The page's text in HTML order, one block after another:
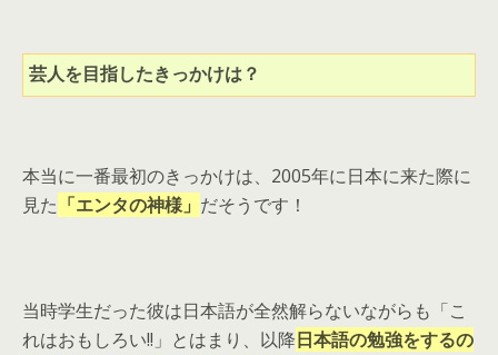
芸人を目指したきっかけは？
本当に一番最初のきっかけは、2005年に日本に来た際に
見た 「エンタの神様」 だそうです！
当時学生だった彼は日本語が全然解らないながらも「こ
れはおもしろい!!」とはまり、以降日本語の勉強をするの